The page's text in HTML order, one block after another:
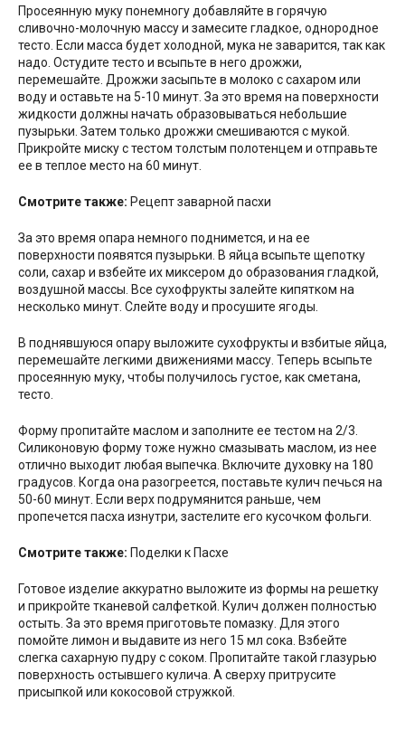
Просеянную муку понемногу добавляйте в горячую
сливочно-молочную массу и замесите гладкое, однородное
тесто. Если масса будет холодной, мука не заварится, так как
надо. Остудите тесто и всыпьте в него дрожжи,
перемешайте. Дрожжи засыпьте в молоко с сахаром или
воду и оставьте на 5-10 минут. За это время на поверхности
жидкости должны начать образовываться небольшие
пузырьки. Затем только дрожжи смешиваются с мукой.
Прикройте миску с тестом толстым полотенцем и отправьте
ее в теплое место на 60 минут.
Смотрите также: Рецепт заварной пасхи
За это время опара немного поднимется, и на ее
поверхности появятся пузырьки. В яйца всыпьте щепотку
соли, сахар и взбейте их миксером до образования гладкой,
воздушной массы. Все сухофрукты залейте кипятком на
несколько минут. Слейте воду и просушите ягоды.
В поднявшуюся опару выложите сухофрукты и взбитые яйца,
перемешайте легкими движениями массу. Теперь всыпьте
просеянную муку, чтобы получилось густое, как сметана,
тесто.
Форму пропитайте маслом и заполните ее тестом на 2/3.
Силиконовую форму тоже нужно смазывать маслом, из нее
отлично выходит любая выпечка. Включите духовку на 180
градусов. Когда она разогреется, поставьте кулич печься на
50-60 минут. Если верх подрумянится раньше, чем
пропечется пасха изнутри, застелите его кусочком фольги.
Смотрите также: Поделки к Пасхе
Готовое изделие аккуратно выложите из формы на решетку
и прикройте тканевой салфеткой. Кулич должен полностью
остыть. За это время приготовьте помазку. Для этого
помойте лимон и выдавите из него 15 мл сока. Взбейте
слегка сахарную пудру с соком. Пропитайте такой глазурью
поверхность остывшего кулича. А сверху притрусите
присыпкой или кокосовой стружкой.